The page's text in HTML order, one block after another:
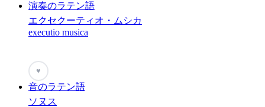
演奏のラテン語
エクセクーティオ・ムシカ
executio musica
♥
音のラテン語
ソヌス